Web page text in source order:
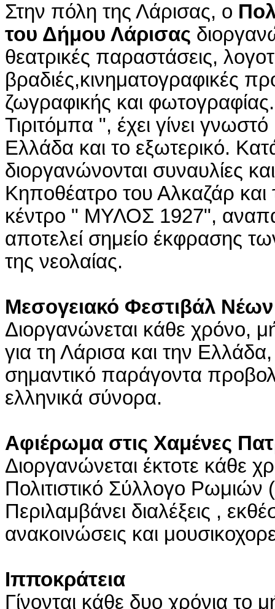
Στην πόλη της Λάρισας, ο
του Δήμου Λάρισας
θεατρικές παραστάσεις,
βραδιές,κινηματογραφικές
ζωγραφικής και
Τιριτόμπα ", έχει γίνει
Ελλάδα και το εξωτερικό.
διοργανώνονται συναυλίες
Κηποθέατρο του Αλκαζάρ και
κέντρο " ΜΥΛΟΣ 1927",
αποτελεί σημείο έκφρασης
της νεολαίας.
Μεσογειακό Φεστιβάλ
Διοργανώνεται κάθε χρόνο,
για τη Λάρισα και την
σημαντικό παράγοντα
ελληνικά σύνορα.
Αφιέρωμα στις Χαμένες
Διοργανώνεται έκτοτε κάθε
Πολιτιστικό Σύλλογο
Περιλαμβάνει διαλέξεις ,
ανακοινώσεις και
Ιπποκράτεια
Γίνονται κάθε δυο χρόνια το